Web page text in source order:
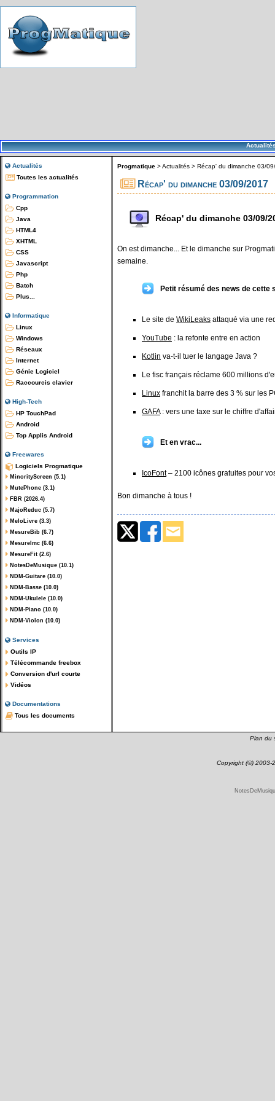
Actualités
Toutes les actualités
Programmation
Cpp
Java
HTML4
XHTML
CSS
Javascript
Php
Batch
Plus...
Informatique
Linux
Windows
Réseaux
Internet
Génie Logiciel
Raccourcis clavier
High-Tech
HP TouchPad
Android
Top Applis Android
Freewares
Logiciels Progmatique
MinorityScreen (5.1)
MutePhone (3.1)
FBR (2026.4)
MajoReduc (5.7)
MeloLivre (3.3)
MesureBib (6.7)
MesureImc (6.6)
MesureFit (2.6)
NotesDeMusique (10.1)
NDM-Guitare (10.0)
NDM-Basse (10.0)
NDM-Ukulele (10.0)
NDM-Piano (10.0)
NDM-Violon (10.0)
Services
Outils IP
Télécommande freebox
Conversion d'url courte
Vidéos
Documentations
Tous les documents
Progmatique >Actualités > Récap' du dimanche 03/
Récap' du dimanche 03/09/2017
Récap' du dimanche 03/09/
On est dimanche... Et le dimanche sur
semaine.
Petit résumé des news de cette
Le site de WikiLeaks attaqué via une
YouTube : la refonte entre en action
Kotlin va-t-il tuer le langage Java ?
Le fisc français réclame 600 millions
Linux franchit la barre des 3 % sur les
GAFA: vers une taxe sur le chiffre
Et en vrac...
IcoFont– 2100 icônes gratuites pour
Bon dimanche à tous !
Plan du
Copyright (©) 2003-